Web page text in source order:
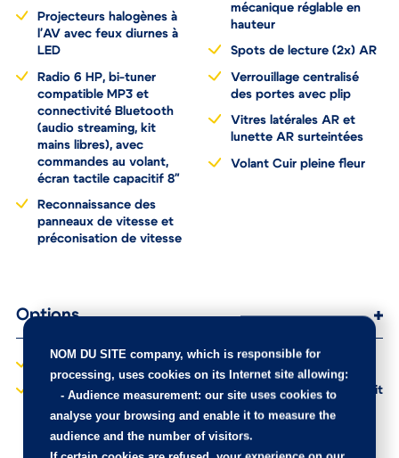
Projecteurs halogènes à
l'AV avec feux diurnes à
LED
Radio 6 HP, bi-tuner
compatible MP3 et
connectivité Bluetooth
(audio streaming, kit
mains libres), avec
commandes au volant,
écran tactile capacitif 8"
Reconnaissance des
panneaux de vitesse et
préconisation de vitesse
mécanique réglable en
hauteur
Spots de lecture (2x) AR
Verrouillage centralisé
des portes avec plip
Vitres latérales AR et
lunette AR surteintées
Volant Cuir pleine fleur
Options
Peinture métallisée
Roue de secours galette
Toit "Black Diamond" (toit
Noir Perla Nera)
NOM DU SITE company, which is responsible for
processing, uses cookies on its Internet site allowing:
- Audience measurement: our site uses cookies to
analyse your browsing and enable it to measure the
audience and the number of visitors.